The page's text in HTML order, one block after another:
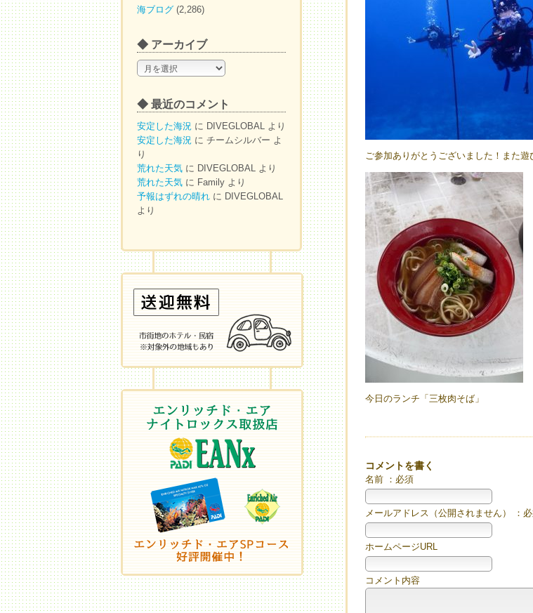
海ブログ (2,286)
◆ アーカイブ
◆
ア
カ
イ
ブ
◆ 最近のコメント
安定した海況 に DIVEGLOBAL より
安定した海況 に チームシルバー よ
り
荒れた天気 に DIVEGLOBAL より
荒れた天気 に Family より
予報はずれの晴れ に DIVEGLOBAL
より
ご参加ありがとうございました！また遊
今日のランチ「三枚肉そば」
コメントを書く
名前 ：必須
メールアドレス（公開されません） ：
ホームページURL
コメント内容